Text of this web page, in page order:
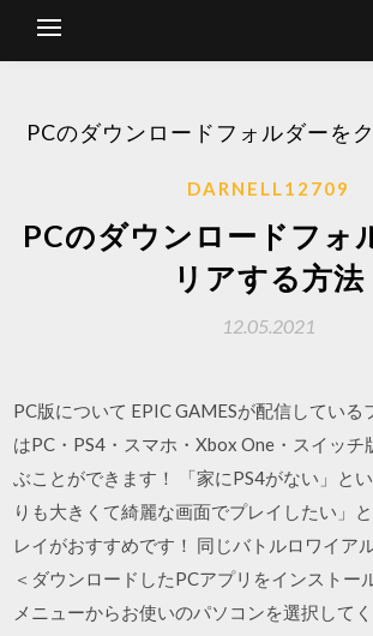
PCのダウンロードフォルダーを
DARNELL12709
PCのダウンロードフォ
リアする方法
12.05.2021
PC版について EPIC GAMESが配信している
はPC・PS4・スマホ・Xbox One・スイッチ
ぶことができます！ 「家にPS4がない」と
りも大きくて綺麗な画面でプレイしたい」
レイがおすすめです！ 同じバトルロワイア
＜ダウンロードしたPCアプリをインストー
メニューからお使いのパソコンを選択して